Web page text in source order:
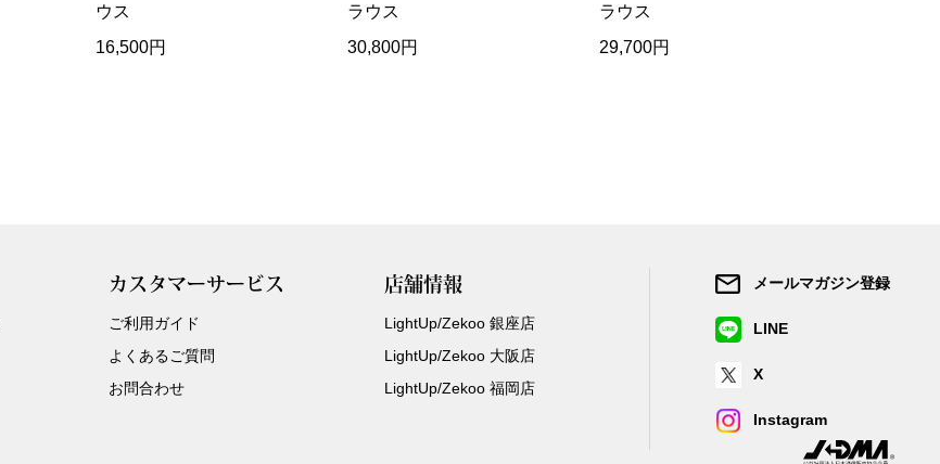
ウス
16,500円
ラウス
30,800円
ラウス
29,700円
カスタマーサービス
ご利用ガイド
よくあるご質問
お問合わせ
店舗情報
LightUp/Zekoo 銀座店
LightUp/Zekoo 大阪店
LightUp/Zekoo 福岡店
メールマガジン登録
LINE
X
Instagram